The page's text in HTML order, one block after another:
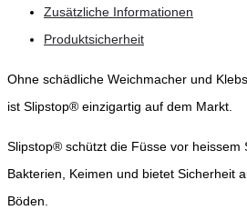
Zusätzliche Informationen
Produktsicherheit
Ohne schädliche Weichmacher und
ist Slipstop® einzigartig auf dem Markt.
Slipstop® schützt die Füsse vor heissem
Bakterien, Keimen und bietet Sicherheit
Böden.